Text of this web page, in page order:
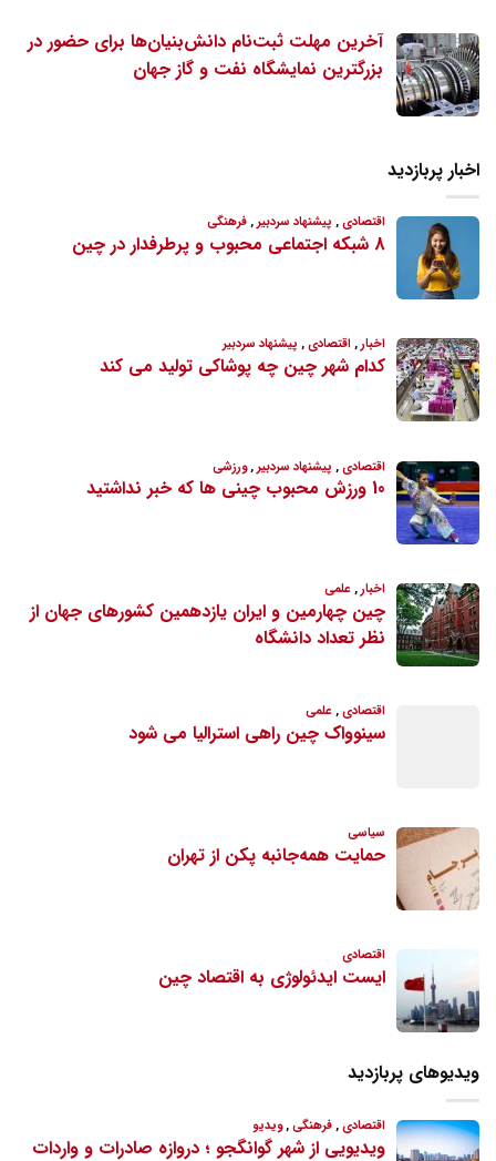
آخرین مهلت ثبت‌نام دانش‌بنیان‌ها برای حضور در
بزرگترین نمایشگاه نفت و گاز جهان
اخبار پربازدید
ویدیوهای پربازدید